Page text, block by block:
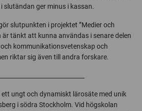
slutändan ger minus i kassan.
slutpunkten i projektet ”Medier och
är tänkt att kunna användas i senare delen
kommunikationsvetenskap och
riktar sig även till andra forskare.
ungt och dynamiskt lärosäte med unik
i södra Stockholm. Vid högskolan